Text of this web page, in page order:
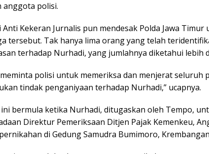
anggota polisi.
Anti Kekeran Jurnalis pun mendesak Polda Jawa
tersebut. Tak hanya lima orang yang telah
terhadap Nurhadi, yang jumlahnya diketahui lebih
meminta polisi untuk memeriksa dan menjerat seluruh
tindak penganiyaan terhadap Nurhadi,” ucapnya.
ini bermula ketika Nurhadi, ditugaskan oleh Tempo,
Direktur Pemeriksaan Ditjen Pajak Kemenkeu,
di Gedung Samudra Bumimoro,